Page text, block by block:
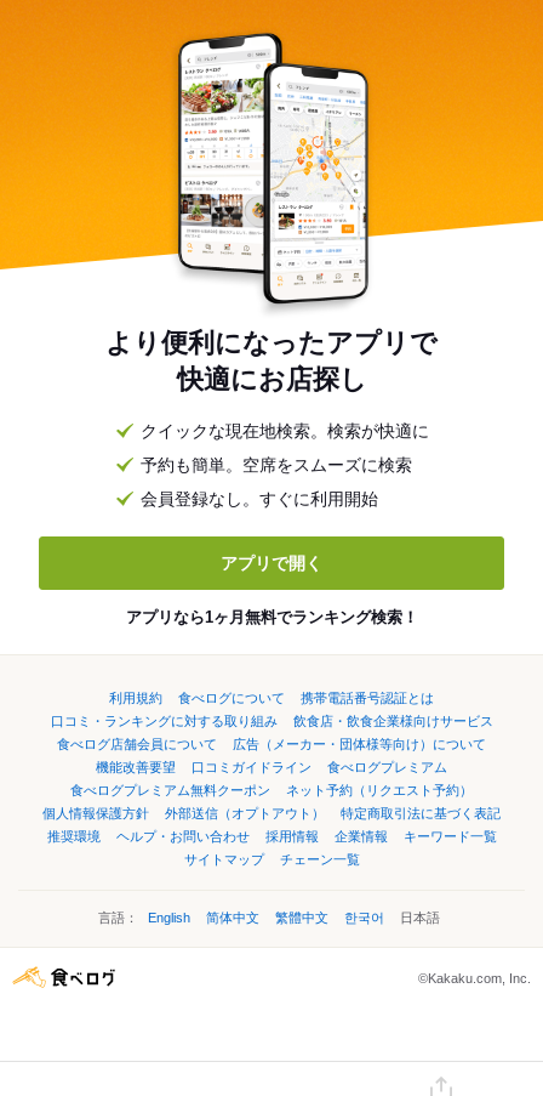
より便利になったアプリで
快適にお店探し
クイックな現在地検索。検索が快適に
予約も簡単。空席をスムーズに検索
会員登録なし。すぐに利用開始
アプリで開く
アプリなら1ヶ月無料でランキング検索！
利用規約 食べログについて
携帯電話番号認証とは
口コミ・ランキングに対する取り組み
飲食店・飲食企業様向けサービス
食べログ店舗会員について
広告（メーカー・団体様等向け）について
機能改善要望
口コミガイドライン
食べログプレミアム
食べログプレミアム無料クーポン
ネット予約（リクエスト予約）
個人情報保護方針
外部送信（オプトアウト）
特定商取引法に基づく表記
推奨環境
ヘルプ・お問い合わせ 採用情報 企業情報
キーワード一覧
サイトマップ
チェーン一覧
言語： English 简体中文 繁體中文 한국어 日本語
©Kakaku.com, Inc.